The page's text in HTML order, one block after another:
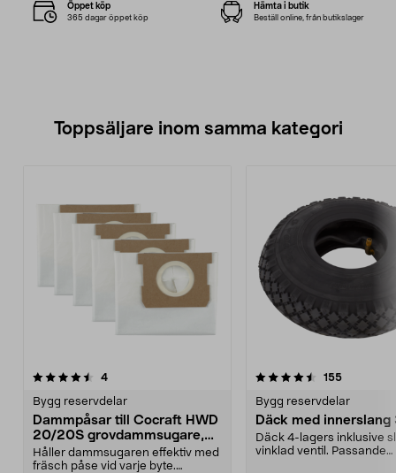
Öppet köp
365 dagar öppet köp
Hämta i butik
Beställ online, från butikslager
Toppsäljare inom samma kategori
4recensioner
Bygg reservdelar
Dammpåsar till Cocraft HWD
20/20S grovdammsugare,
5-pack
Håller dammsugaren effektiv med
fräsch påse vid varje byte.
4.5 av 5 stjärnor 155
Bygg reservdelar
Däck med
Däck 4-lagers inklusive
vinklad ventil. Passande
5.0 av 5 stjärnor